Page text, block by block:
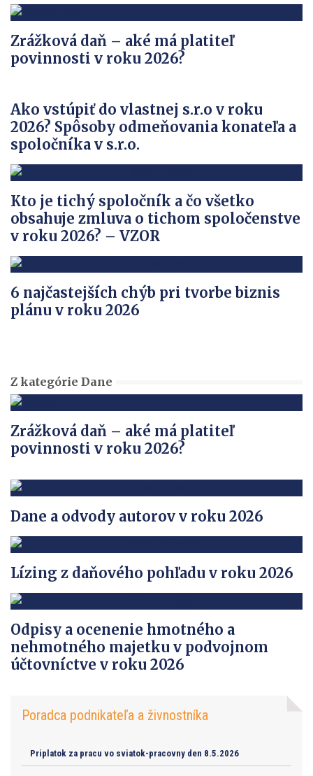
Zrážková daň – aké má platiteľ
povinnosti v roku 2026?
Ako vstúpiť do vlastnej s.r.o v roku
2026? Spôsoby odmeňovania konateľa a
spoločníka v s.r.o.
Kto je tichý spoločník a čo všetko
obsahuje zmluva o tichom spoločenstve
v roku 2026? – VZOR
6 najčastejších chýb pri tvorbe biznis
plánu v roku 2026
Z kategórie Dane
Zrážková daň – aké má platiteľ
povinnosti v roku 2026?
Dane a odvody autorov v roku 2026
Lízing z daňového pohľadu v roku 2026
Odpisy a ocenenie hmotného a
nehmotného majetku v podvojnom
účtovníctve v roku 2026
Poradca podnikateľa a živnostníka
Priplatok za pracu vo sviatok-pracovny den 8.5.2026